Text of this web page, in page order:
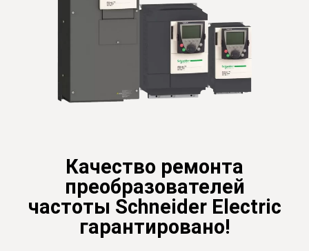
Качество ремонта
преобразователей
частоты Schneider Electric
гарантировано!